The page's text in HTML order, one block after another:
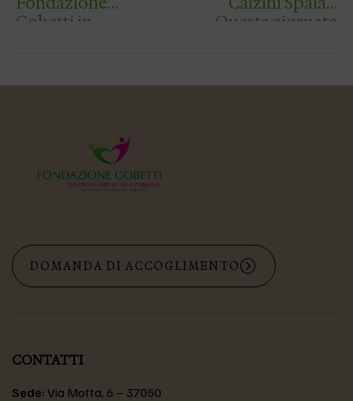
Gobetti in
ragazzi/e nell’or…
Questa giornata
DOMANDA DI ACCOGLIMENTO
CONTATTI
Sede: Via Motta, 6 – 37050